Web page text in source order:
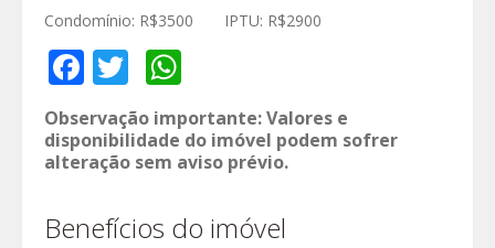
Condomínio: R$3500 IPTU: R$2900
Facebook
Twitter
Observação importante: Valores e
disponibilidade do imóvel podem sofrer
alteração sem aviso prévio.
Benefícios do imóvel